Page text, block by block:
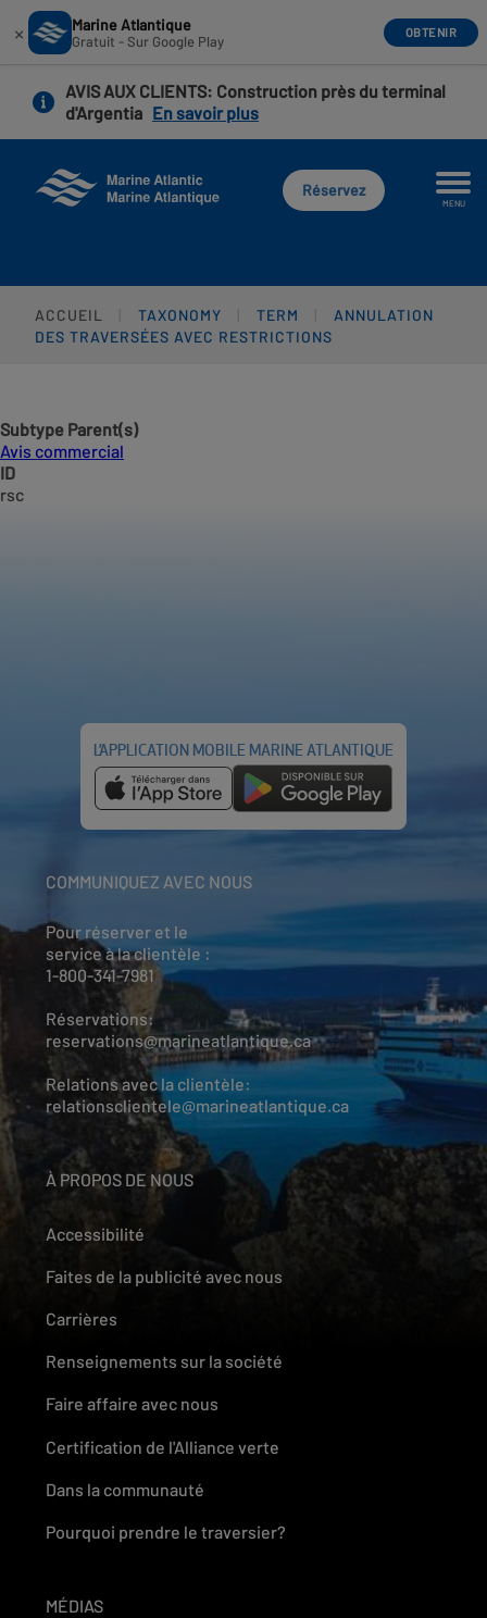
contenu
principal
× Marine Atlantique
Gratuit - Sur Google Play OBTENIR
AVIS AUX CLIENTS: Construction près du terminal
d'Argentia En savoir plus
Réservez
MENU
ACCUEIL TAXONOMY TERM
ANNULATION
DES TRAVERSÉES AVEC RESTRICTIONS
Subtype Parent(s)
Avis commercial
ID
rsc
L’APPLICATION MOBILE MARINE ATLANTIQUE
COMMUNIQUEZ AVEC NOUS
Pour réserver et le
service à la clientèle :
1-800-341-7981
Réservations:
reservations@marineatlantique.ca
Relations avec la clientèle:
relationsclientele@marineatlantique.ca
À PROPOS DE NOUS
Accessibilité
Faites de la publicité avec nous
Carrières
Renseignements sur la société
Faire affaire avec nous
Certification de l'Alliance verte
Dans la communauté
Pourquoi prendre le traversier?
MÉDIAS